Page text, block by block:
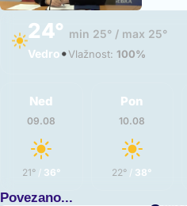
24° min 25° / max 25°
Vedro•Vlažnost: 100%
Ned
09.08
21°/ 36°
Pon
10.08
22° / 38°
Povezano...